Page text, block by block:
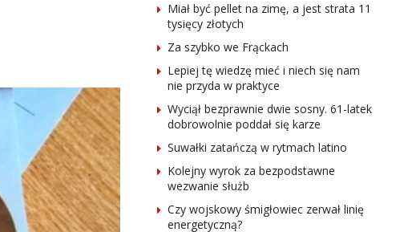
Miał być pellet na zimę, a jest strata 11
tysięcy złotych
Za szybko we Frąckach
Lepiej tę wiedzę mieć i niech się nam
nie przyda w praktyce
Wyciął bezprawnie dwie sosny. 61-latek
dobrowolnie poddał się karze
Suwałki zatańczą w rytmach latino
Kolejny wyrok za bezpodstawne
wezwanie służb
Czy wojskowy śmigłowiec zerwał linię
energetyczną?